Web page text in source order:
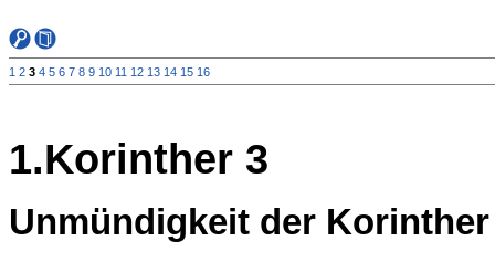
1 2 3 4 5 6 7 8 9 10 11 12 13 14 15 16
1.Korinther 3
Unmündigkeit der Korinther